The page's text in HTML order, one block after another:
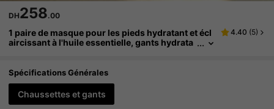
DH258.00
1 paire de masque pour les pieds hydratant et écl
aircissant à l'huile essentielle, gants hydrata
n des pieds
4.40 (5)
Spécifications Générales
Chaussettes et gants